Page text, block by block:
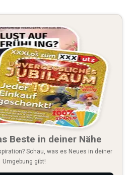
Beste in deiner Nähe
Schau, was es Neues in deiner
Umgebung gibt!